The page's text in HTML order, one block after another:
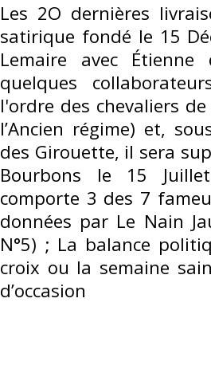
‎Les 2O dernières
satirique fondé le 15
Lemaire avec
quelques
l'ordre des chevaliers
l’Ancien régime) et,
des Girouette, il sera
Bourbons le 15
comporte 3 des 7
données par Le Nain
N°5) ; La balance
croix ou la semaine
d’occasion ‎